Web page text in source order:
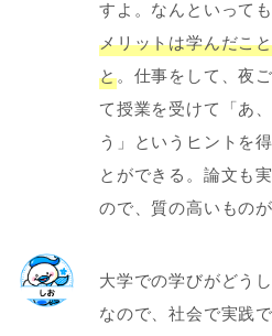
すよ。なんといっても
メリットは学んだこ
と。仕事をして、夜
て授業を受けて「あ
う」というヒントを
とができる。論文も
ので、質の高いもの
大学での学びがどう
なので、社会で実践